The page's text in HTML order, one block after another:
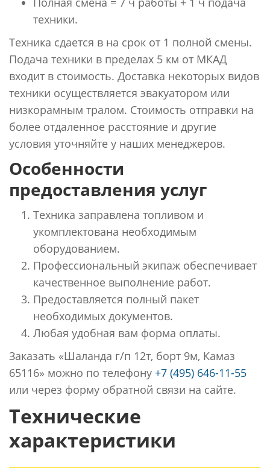
техники.
Техника сдается в на срок от 1 полной смены.
Подача техники в пределах 5 км от МКАД
входит в стоимость. Доставка некоторых видов
техники осуществляется эвакуатором или
низкорамным тралом. Стоимость отправки на
более отдаленное расстояние и другие
условия уточняйте у наших менеджеров.
Особенности
предоставления услуг
Техника заправлена топливом и
укомплектована необходимым
оборудованием.
Профессиональный экипаж обеспечивает
качественное выполнение работ.
Предоставляется полный пакет
необходимых документов.
Любая удобная вам форма оплаты.
Заказать «Шаланда г/п 12т, борт 9м, Камаз
65116» можно по телефону +7 (495) 646-11-55
или через форму обратной связи на сайте.
Технические
характеристики